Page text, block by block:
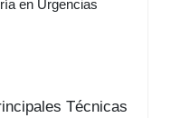
Técnicas